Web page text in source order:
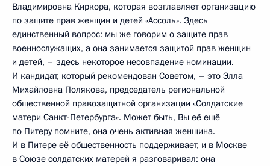
Владимировна Киркора, которая возглавляет организацию
по защите прав женщин и детей «Ассоль». Здесь
единственный вопрос: мы же говорим о защите прав
военнослужащих, а она занимается защитой прав женщин
и детей, – здесь некоторое несовпадение номинации.
И кандидат, который рекомендован Советом, – это Элла
Михайловна Полякова, председатель региональной
общественной правозащитной организации «Солдатские
матери Санкт-Петербурга». Может быть, Вы её ещё
по Питеру помните, она очень активная женщина.
И в Питере её общественность поддерживает, и в Москве
в Союзе солдатских матерей я разговаривал: она